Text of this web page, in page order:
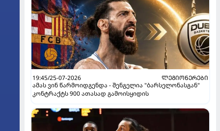
19:45/25-07-2026
ᲚᲔᲒᲘᲝᲜᲔᲠᲔᲑᲘ
ამას ვინ წარმოიდგენდა - შენგელია "ბარსელონასგან"
კონტრაქტს 900 ათასად გამოისყიდის